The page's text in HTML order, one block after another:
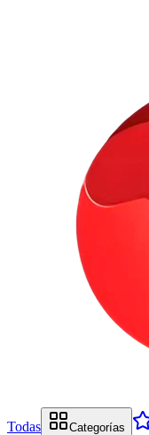
Todas
Categorías